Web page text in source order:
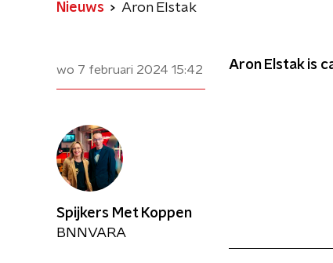
Nieuws Aron Elstak
wo 7 februari 2024 15:42 Aron Elstak is
Spijkers Met Koppen
BNNVARA